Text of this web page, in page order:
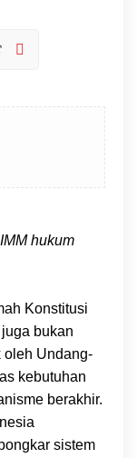
hukum
Konstitusi
bukan
oleh Undang-
kebutuhan
berakhir.
sistem